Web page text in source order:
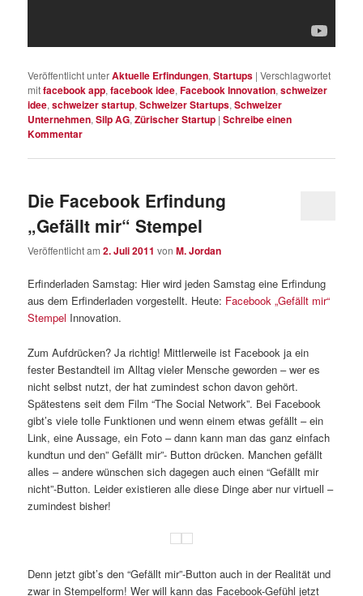
Veröffentlicht unterAktuelle Erfindungen,Startups |Verschlagwortet
mitfacebook app,facebook idee,Facebook Innovation,schweizer
idee,schweizer startup,Schweizer Startups,Schweizer
Unternehmen,Silp AG,Zürischer Startup |Schreibe einen
Kommentar
Die Facebook Erfindung
„Gefällt mir“ Stempel
Veröffentlicht am2. Juli 2011 vonM. Jordan
Erfinderladen Samstag: Hier wird jeden Samstag eine Erfindung
aus dem Erfinderladen vorgestellt. Heute: Facebook „Gefällt mir“
Stempel Innovation.
Zum Aufdrücken? Ja richtig! Mittlerweile ist Facebook ja ein
fester Bestandteil im Alltag vieler Mensche geworden – wer es
nicht selbst nutzt, der hat zumindest schon davon gehört.
Spätestens seit dem Film “The Social Network”. Bei Facebook
gibt’s viele tolle Funktionen und wenn einem etwas gefällt – ein
Link, eine Aussage, ein Foto – dann kann man das ganz einfach
kundtun und den” Gefällt mir”- Button drücken. Manchen gefällt
alles – andere wünschen sich dagegen auch einen “Gefällt mir
nicht”-Button. Leider existieren alle diese Dinge aber nur virtuell –
zumindest bisher!
Denn jetzt gibt’s den “Gefällt mir”-Button auch in der Realität und
zwar in Stempelform! Wer will kann das Facebook-Gefühl jetzt